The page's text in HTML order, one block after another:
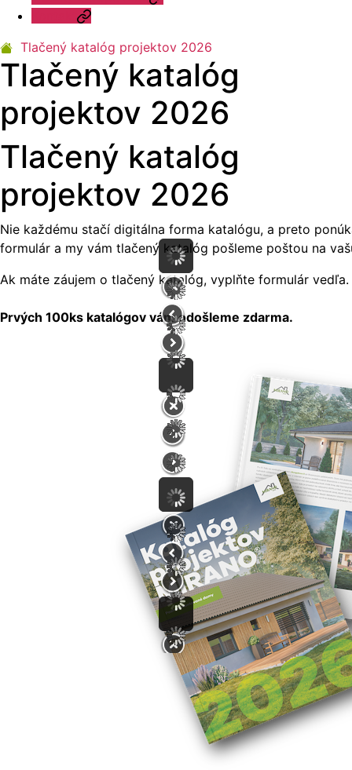
Tlačený katalóg projektov 2026
Tlačený katalóg
projektov 2026
Tlačený katalóg
projektov 2026
Nie každému stačí digitálna forma katalógu, a preto
formulár a my vám tlačený katalóg pošleme poštou na
Ak máte záujem o tlačený katalóg, vyplňte formulár vedľa.
Prvých 100ks katalógov vám odošleme zdarma.